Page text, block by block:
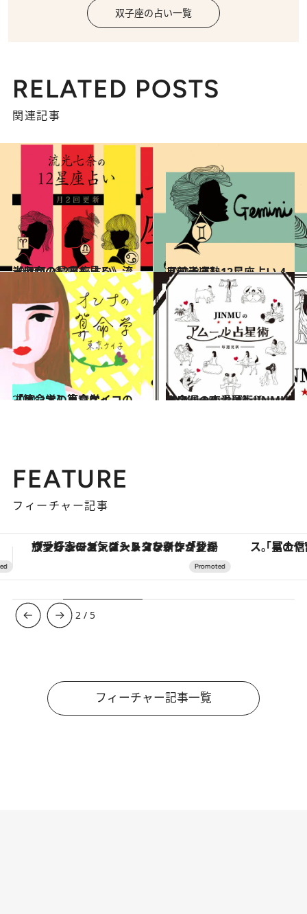
双子座の占い一覧
RELATED POSTS
関連記事
2026.7.29
《ほかの星座も見る》流光七奈の12星座占い
占い 2021.3.27
【双子座】12星座占い 4月前半運勢
占い
2021.1.6
【算命学】東京ケイコの「オンナの算命学」
占い 2024.6.15
【今週の恋愛運】JINMUのアムール占星術♡
占い
FEATURE
フィーチャー記事
「星のや富士」でデジタルデトックス。冨士信仰の歴史を辿り、心身を調える。 【夏限定ディナーコース】旬を
3 / 5
フィーチャー記事一覧